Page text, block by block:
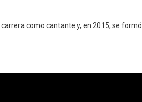
como cantante y, en 2015, se formó